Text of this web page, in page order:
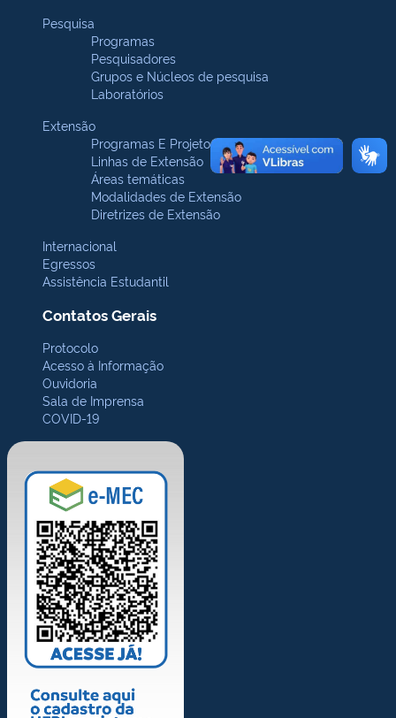
Pesquisa
Programas
Pesquisadores
Grupos e Núcleos de pesquisa
Laboratórios
Extensão
Programas E Projetos
Linhas de Extensão
Áreas temáticas
Modalidades de Extensão
Diretrizes de Extensão
Internacional
Egressos
Assistência Estudantil
Contatos Gerais
Protocolo
Acesso à Informação
Ouvidoria
Sala de Imprensa
COVID-19